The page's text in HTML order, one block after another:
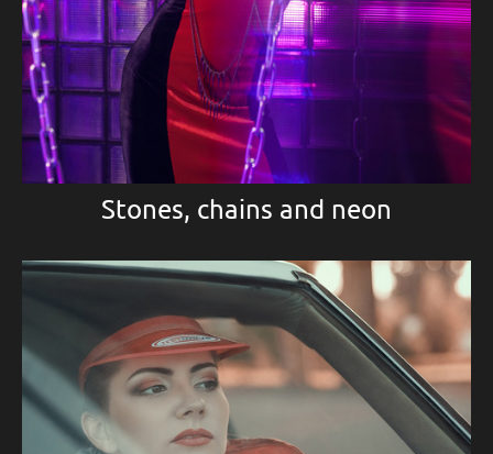
Stones, chains and neon